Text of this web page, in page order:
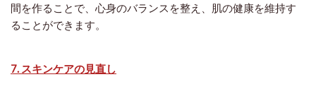
間を作ることで、心身のバランスを整え、肌の健康を維持す
ることができます。
7. スキンケアの見直し